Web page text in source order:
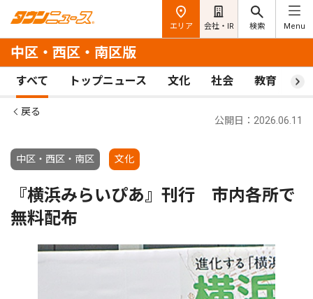
エリア 会社・IR 検索 Menu
中区・西区・南区版
すべて トップニュース 文化 社会 教育 ス
戻る
中区・西区・南区 文化
公開日：2026.06.11
『横浜みらいぴあ』刊行 市内各所で
無料配布